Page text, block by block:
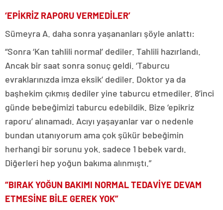
‘EPİKRİZ RAPORU VERMEDİLER’
Sümeyra A. daha sonra yaşananları şöyle anlattı:
“Sonra ‘Kan tahlili normal’ dediler. Tahlili hazırlandı.
Ancak bir saat sonra sonuç geldi. ‘Taburcu
evraklarınızda imza eksik’ dediler. Doktor ya da
başhekim çıkmış dediler yine taburcu etmediler. 8’inci
günde bebeğimizi taburcu edebildik. Bize ‘epikriz
raporu’ alınamadı. Acıyı yaşayanlar var o nedenle
bundan utanıyorum ama çok şükür bebeğimin
herhangi bir sorunu yok. sadece 1 bebek vardı.
Diğerleri hep yoğun bakıma alınmıştı.”
“BIRAK YOĞUN BAKIMI NORMAL TEDAVİYE DEVAM
ETMESİNE BİLE GEREK YOK”